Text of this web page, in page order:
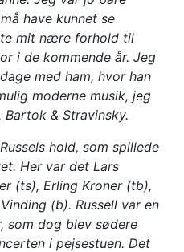
have kunnet se
mit nære forhold til
i de kommende år. Jeg
med ham, hvor han
moderne musik, jeg
& Stravinsky.
hold, som spillede
Her var det Lars
(ts), Erling Kroner (tb),
(b). Russell var en
som dog blev sødere
i pejsestuen. Det